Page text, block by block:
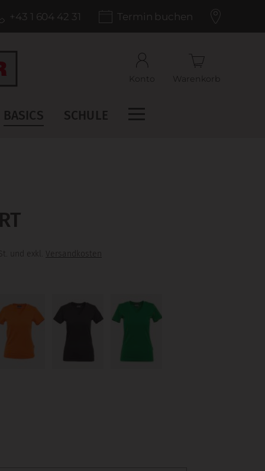
+43 1 604 42 31 Termin buchen
Konto
Warenkorb
BASICS SCHULE
und exkl. Versandkosten